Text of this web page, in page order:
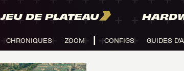
JEU DE PLATEAU
CHRONIQUES ZOOM CONFIGS GUIDES